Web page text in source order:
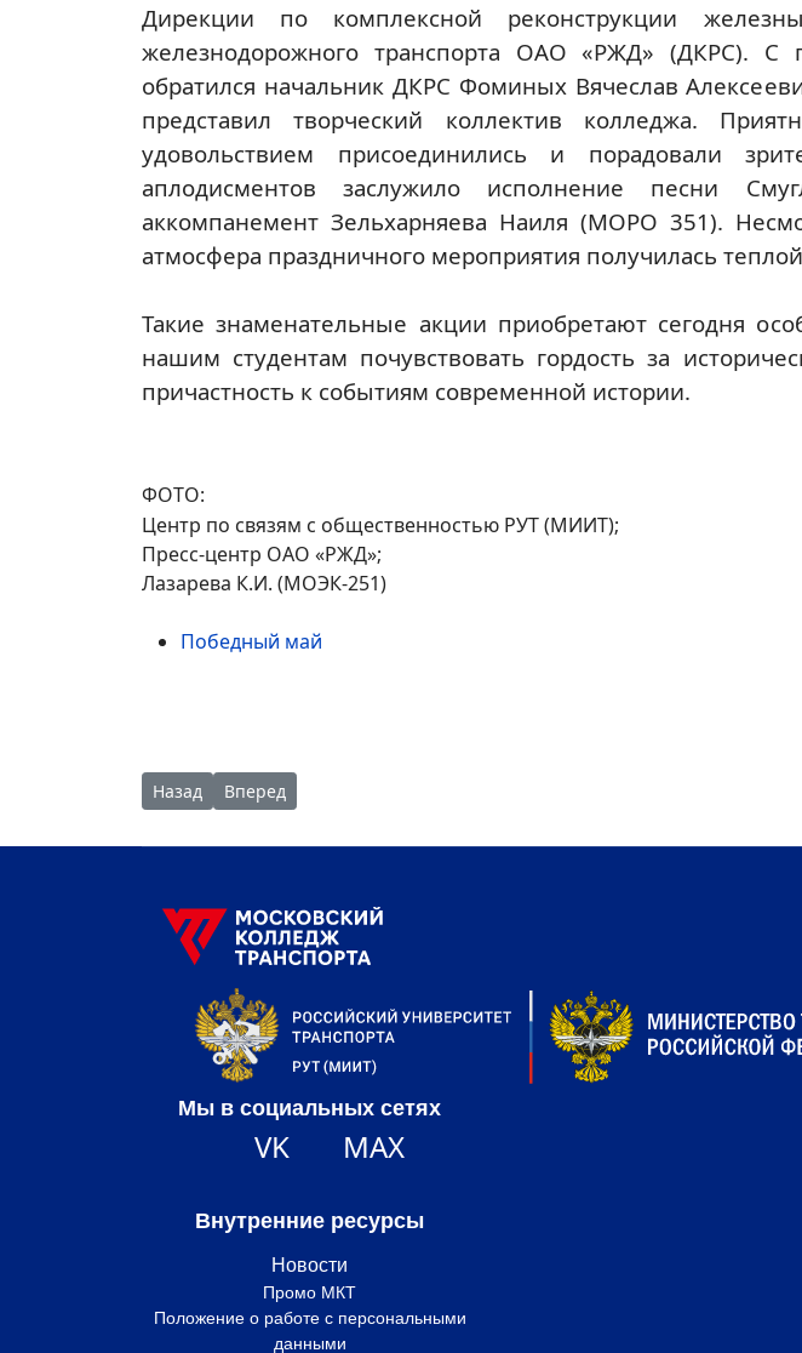
Дирекции по комплексной реконструкции
железнодорожного транспорта ОАО «РЖД» (ДКРС). С
обратился начальник ДКРС Фоминых Вячеслав
представил творческий коллектив колледжа.
удовольствием присоединились и порадовали
аплодисментов заслужило исполнение песни
аккомпанемент Зельхарняева Наиля (МОРО 351).
атмосфера праздничного мероприятия получилась
Такие знаменательные акции приобретают сегодня
нашим студентам почувствовать гордость за
причастность к событиям современной истории.
ФОТО:
Центр по связям с общественностью РУТ (МИИТ);
Пресс-центр ОАО «РЖД»;
Лазарева К.И. (МОЭК-251)
Победный май
Предыдущий: Поздравление с Днем Победы 9 Мая директора МКТ РУТ
Назад Следующий: Дню Великой Победы посвящается
Вперед
Мы в социальных сетях
VK MAX
Внутренние ресурсы
Новости
Промо МКТ
Положение о работе с персональными
данными